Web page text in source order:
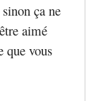
ça ne
aimé
que vous